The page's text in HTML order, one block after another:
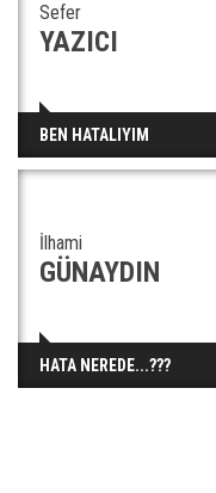
Sefer
YAZICI
BEN HATALIYIM
İlhami
GÜNAYDIN
HATA NEREDE...???